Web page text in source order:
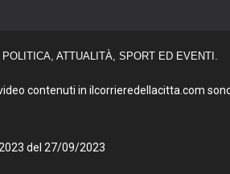
ATTUALITÀ, SPORT ED EVENTI.
contenuti in ilcorrieredellacitta.com
del 27/09/2023